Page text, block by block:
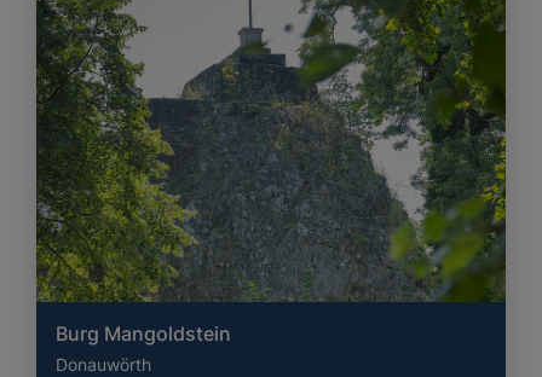
Burg Mangoldstein
Donauwörth